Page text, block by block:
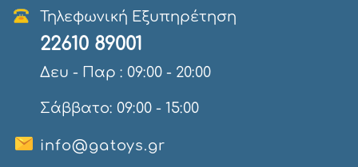
Τηλεφωνική Εξυπηρέτηση
22610 89001
Δευ - Παρ : 09:00 - 20:00
Σάββατο: 09:00 - 15:00
info@gatoys.gr